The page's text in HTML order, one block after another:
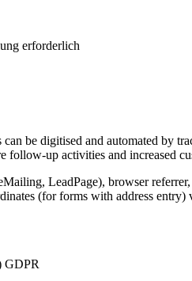
erforderlich
can be digitised and automated by
up activities and increased
LeadPage), browser
(for forms with address
GDPR